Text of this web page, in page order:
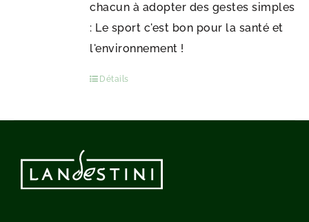
chacun à adopter des gestes simples
: Le sport c'est bon pour la santé et
l'environnement !
Détails